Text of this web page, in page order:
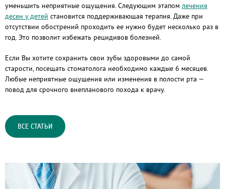
уменьшить неприятные ощущения. Следующим этапом лечения
десен у детей становится поддерживающая терапия. Даже при
отсутствии обострений проходить ее нужно будет несколько раз в
год. Это позволит избежать рецидивов болезней.
Если Вы хотите сохранить свои зубы здоровыми до самой
старости, посещать стоматолога необходимо каждые 6 месяцев.
Любые неприятные ощущения или изменения в полости рта —
повод для срочного внепланового похода к врачу.
ВСЕ СТАТЬИ